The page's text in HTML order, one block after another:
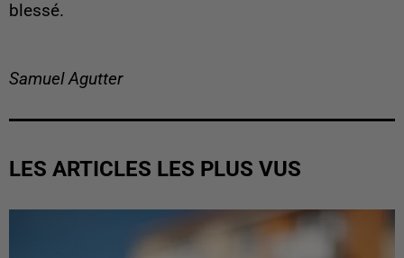
blessé.
Samuel Agutter
LES ARTICLES LES PLUS VUS